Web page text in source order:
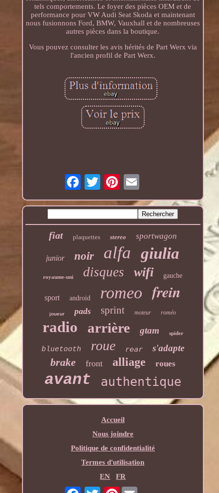
tels comportements. Le foyer des pièces OEM et de
performance pour VW Audi Seat Skoda et maintenant
nous fusionnons Ford, BMW, Vauxhall et de nombreuses
autres pièces dans la boutique.
Vous pouvez consulter les avis hérités de Part Werx via
l'ancien profil de Part Werx.
fiat plaquettes stereo sportwagon
junior noir alfa giulia
royaume-uni disques wifi gauche
sport android romeo frein
joueur pads sprint moteur roméo
radio arrière gtam spider
bluetooth roue rear s'adapte
brake front alliage roues
avant authentique
Accueil
Nous joindre
Politique de confidentialité
Termes d'utilisation
EN
FR
Pinterest